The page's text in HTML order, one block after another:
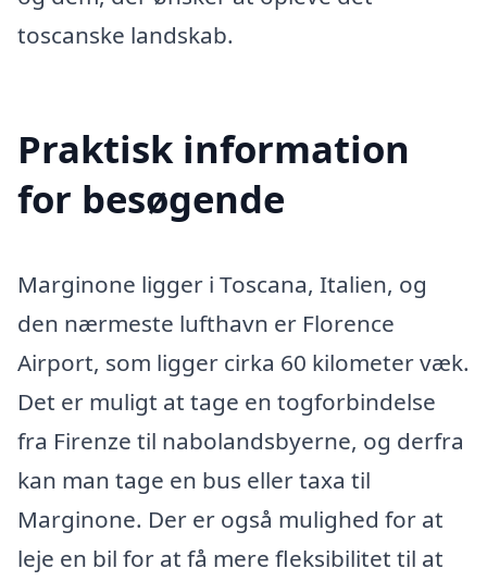
toscanske landskab.
Praktisk information
for besøgende
Marginone ligger i Toscana, Italien, og
den nærmeste lufthavn er Florence
Airport, som ligger cirka 60 kilometer væk.
Det er muligt at tage en togforbindelse
fra Firenze til nabolandsbyerne, og derfra
kan man tage en bus eller taxa til
Marginone. Der er også mulighed for at
leje en bil for at få mere fleksibilitet til at